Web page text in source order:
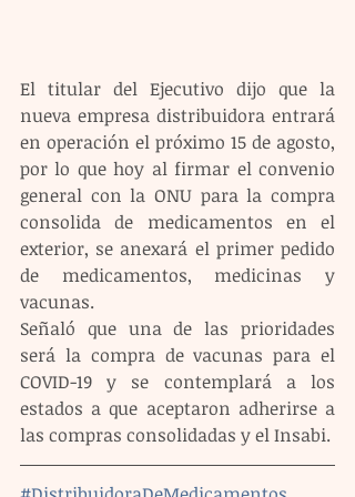
El titular del Ejecutivo dijo que la
nueva empresa distribuidora entrará
en operación el próximo 15 de agosto,
por lo que hoy al firmar el convenio
general con la ONU para la compra
consolida de medicamentos en el
exterior, se anexará el primer pedido
de medicamentos, medicinas y
vacunas.
Señaló que una de las prioridades
será la compra de vacunas para el
COVID-19 y se contemplará a los
estados a que aceptaron adherirse a
las compras consolidadas y el Insabi.